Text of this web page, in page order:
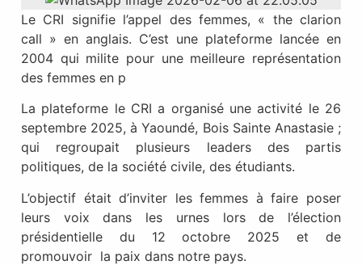
Le CRI signifie l’appel des femmes, « the clarion
call » en anglais. C’est une plateforme lancée en
2004 qui milite pour une meilleure représentation
des femmes en p
La plateforme le CRI a organisé une activité le 26
septembre 2025, à Yaoundé, Bois Sainte Anastasie ;
qui regroupait plusieurs leaders des partis
politiques, de la société civile, des étudiants.
L’objectif était d’inviter les femmes à faire poser
leurs voix dans les urnes lors de l’élection
présidentielle du 12 octobre 2025 et de
promouvoir la paix dans notre pays.